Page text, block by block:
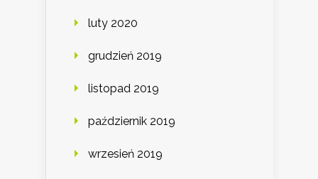
luty 2020
grudzień 2019
listopad 2019
październik 2019
wrzesień 2019